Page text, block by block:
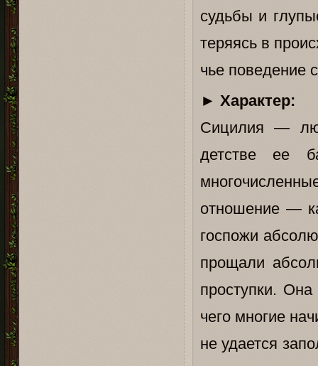
судьбы и
теряясь в
чье поведение
► Характер:
Сицилия —
детстве ее
отношение —
госпожи
прощали
проступки. Она
чего многие
не удается